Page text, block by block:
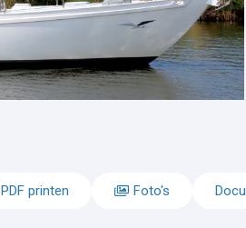
PDF printen Foto's